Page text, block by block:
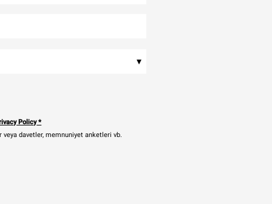
▾
Policy*
davetler, memnuniyet anketleri vb.